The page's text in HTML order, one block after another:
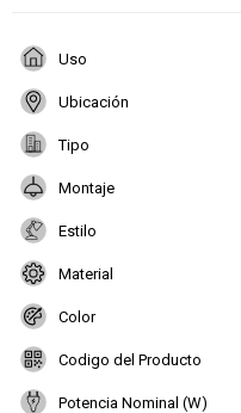
Uso
Ubicación
Tipo
Montaje
Estilo
Material
Color
Codigo del Producto
Potencia Nominal (W)